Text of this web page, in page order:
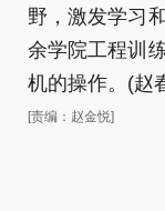
野，激发学习
余学院工程训
机的操作。(赵
[责编：赵金悦]